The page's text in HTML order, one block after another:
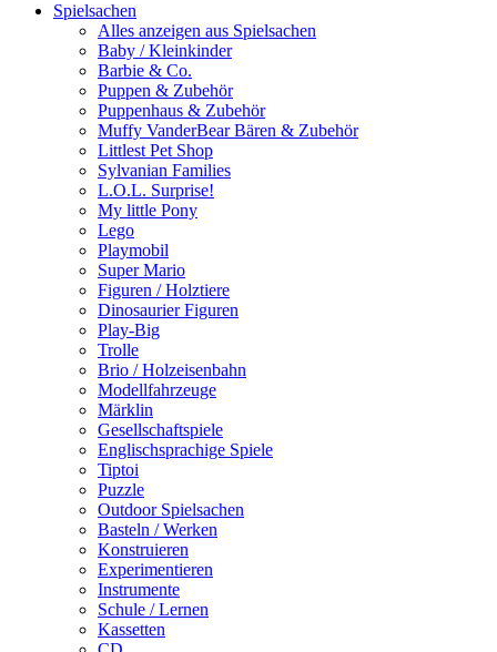
Spielsachen
Alles anzeigen aus Spielsachen
Baby / Kleinkinder
Barbie & Co.
Puppen & Zubehör
Puppenhaus & Zubehör
Muffy VanderBear Bären & Zubehör
Littlest Pet Shop
Sylvanian Families
L.O.L. Surprise!
My little Pony
Lego
Playmobil
Super Mario
Figuren / Holztiere
Dinosaurier Figuren
Play-Big
Trolle
Brio / Holzeisenbahn
Modellfahrzeuge
Märklin
Gesellschaftspiele
Englischsprachige Spiele
Tiptoi
Puzzle
Outdoor Spielsachen
Basteln / Werken
Konstruieren
Experimentieren
Instrumente
Schule / Lernen
Kassetten